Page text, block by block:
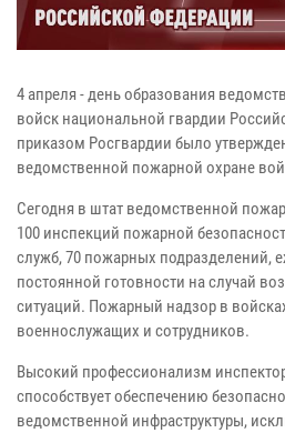
4 апреля - день образования
войск национальной гвардии
приказом Росгвардии было
ведомственной пожарной охране
Сегодня в штат ведомственной
100 инспекций пожарной
служб, 70 пожарных подразделений,
постоянной готовности на случай
ситуаций. Пожарный надзор в
военнослужащих и сотрудников.
Высокий профессионализм
способствует обеспечению
ведомственной инфраструктуры,